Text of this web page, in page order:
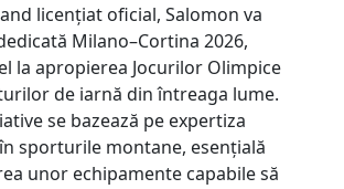
licențiat oficial, Salomon va
Milano–Cortina 2026,
la apropierea Jocurilor Olimpice
de iarnă din întreaga lume.
se bazează pe expertiza
sporturile montane, esențială
unor echipamente capabile să